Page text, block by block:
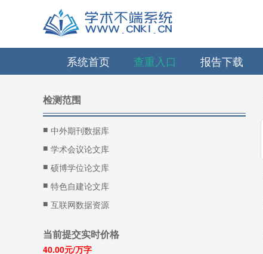
系统首页 查重入口 报告下载
检测范围
■ 中外期刊数据库
■ 学术会议论文库
■ 硕博学位论文库
■ 特色自建论文库
■ 互联网数据资源
当前提交实时价格
40.00元/万字